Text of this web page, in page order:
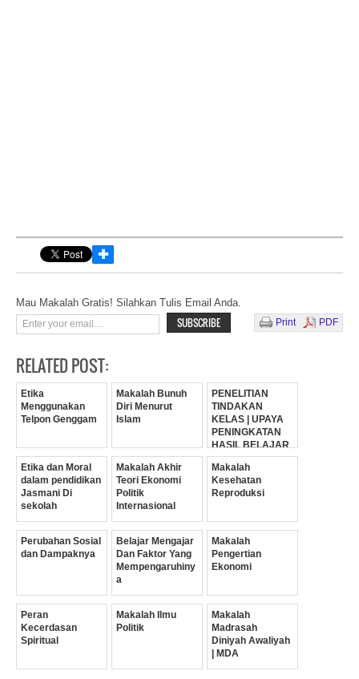
✚
Mau Makalah Gratis! Silahkan Tulis Email Anda.
Print PDF
RELATED POST:
Etika
Menggunakan
Telpon Genggam
Makalah Bunuh
Diri Menurut
Islam
PENELITIAN
TINDAKAN
KELAS | UPAYA
PENINGKATAN
HASIL BELAJAR
MATEMATIKA
Etika dan Moral
dalam pendidikan
Jasmani Di
sekolah
Makalah Akhir
Teori Ekonomi
Politik
Internasional
Makalah
Kesehatan
Reproduksi
Perubahan Sosial
dan Dampaknya
Belajar Mengajar
Dan Faktor Yang
Mempengaruhiny
a
Makalah
Pengertian
Ekonomi
Peran
Kecerdasan
Spiritual
Makalah Ilmu
Politik
Makalah
Madrasah
Diniyah Awaliyah
| MDA